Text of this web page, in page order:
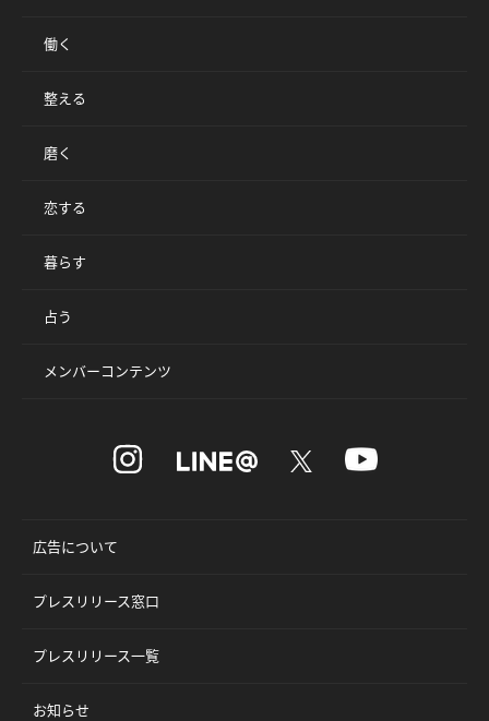
働く
整える
磨く
恋する
暮らす
占う
メンバーコンテンツ
広告について
プレスリリース窓口
プレスリリース一覧
お知らせ